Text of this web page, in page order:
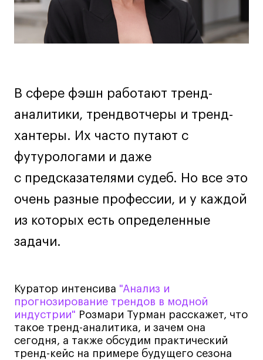
Дизайн интерьера
Дизайн одежды
Стайлинг
Маркетинг
Мода
Иллюстрация
Диджитал
Навыки предпринимателя и управленца
Онлайн
Маркетинг и генерация лидов
Искусство
В сфере фэшн работают тренд-
аналитики, трендвотчеры и тренд-
хантеры. Их часто путают с
футурологами и даже
с предсказателями судеб. Но все это
очень разные профессии, и у каждой
из которых есть определенные
задачи.
Куратор интенсива "Анализ и
прогнозирование трендов в модной
индустрии" Розмари Турман расскажет, что
такое тренд-аналитика, и зачем она
сегодня, а также обсудим практический
тренд-кейс на примере будущего сезона